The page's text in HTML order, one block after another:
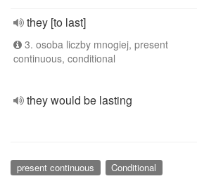
they [to last]
3. osoba liczby mnogiej, present
continuous, conditional
they would be lasting
present continuous Conditional